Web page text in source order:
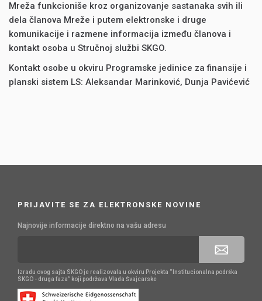
Mreža funkcioniše kroz organizovanje sastanaka svih ili
dela članova Mreže i putem elektronske i druge
komunikacije i razmene informacija između članova i
kontakt osoba u Stručnoj službi SKGO.
Kontakt osobe u okviru Programske jedinice za finansije i
planski sistem LS: Aleksandar Marinković, Dunja Pavićević
PRIJAVITE SE ZA ELEKTRONSKE NOVINE
Najnovije informacije direktno na vašu adresu
Izradu ovog sajta SKGO je realizovala u okviru Projekta “Institucionalna podrška
SKGO - druga faza” koji podržava Vlada Švajcarske